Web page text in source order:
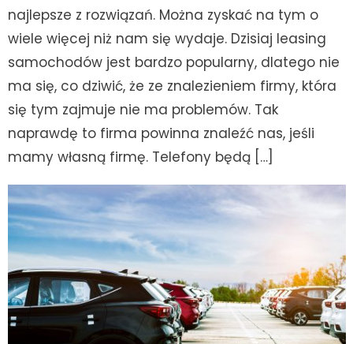
najlepsze z rozwiązań. Można zyskać na tym o
wiele więcej niż nam się wydaje. Dzisiaj leasing
samochodów jest bardzo popularny, dlatego nie
ma się, co dziwić, że ze znalezieniem firmy, która
się tym zajmuje nie ma problemów. Tak
naprawdę to firma powinna znaleźć nas, jeśli
mamy własną firmę. Telefony będą […]